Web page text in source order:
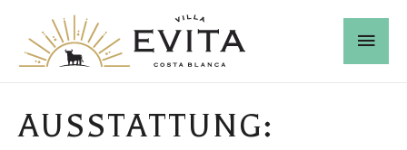
AUSSTATTUNG: